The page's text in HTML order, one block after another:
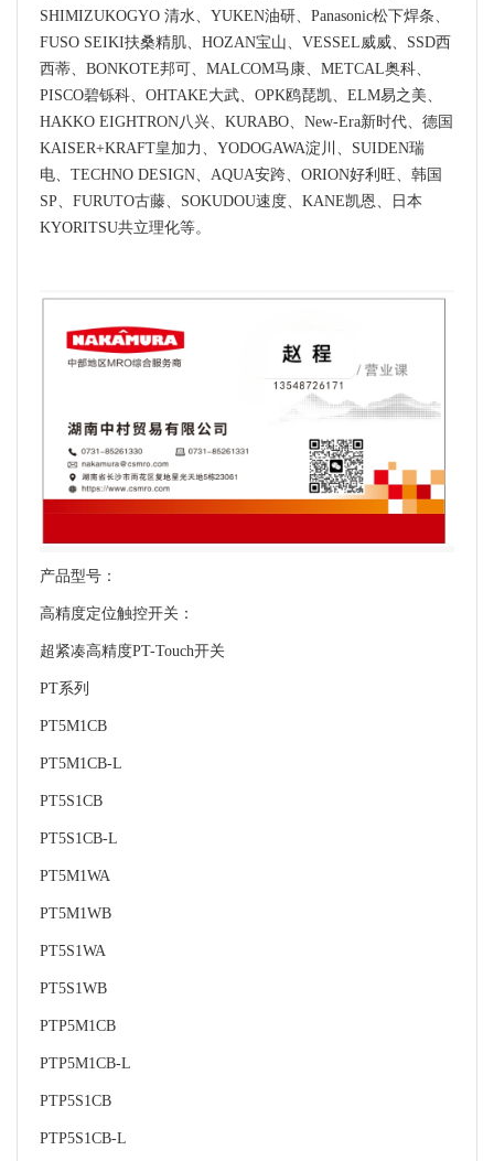
SHIMIZUKOGYO 清水、YUKEN油研、Panasonic松下焊条、
FUSO SEIKI扶桑精肌、HOZAN宝山、VESSEL威威、SSD西
西蒂、BONKOTE邦可、MALCOM马康、METCAL奥科、
PISCO碧铄科、OHTAKE大武、OPK鸥琵凯、ELM易之美、
HAKKO EIGHTRON八兴、KURABO、New-Era新时代、德国
KAISER+KRAFT皇加力、YODOGAWA淀川、SUIDEN瑞
电、TECHNO DESIGN、AQUA安跨、ORION好利旺、韩国
SP、FURUTO古藤、SOKUDOU速度、KANE凯恩、日本
KYORITSU共立理化等。
产品型号：
高精度定位触控开关：
超紧凑高精度PT-Touch开关
PT系列
PT5M1CB
PT5M1CB-L
PT5S1CB
PT5S1CB-L
PT5M1WA
PT5M1WB
PT5S1WA
PT5S1WB
PTP5M1CB
PTP5M1CB-L
PTP5S1CB
PTP5S1CB-L